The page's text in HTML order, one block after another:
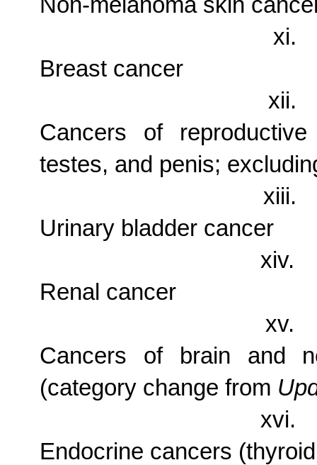
xi.
Breast cancer
xii.
Cancers of
testes, and penis;
xiii.
Urinary bladder cancer
xiv.
Renal cancer
xv.
Cancers of brain and
(category change from
xvi.
Endocrine cancers